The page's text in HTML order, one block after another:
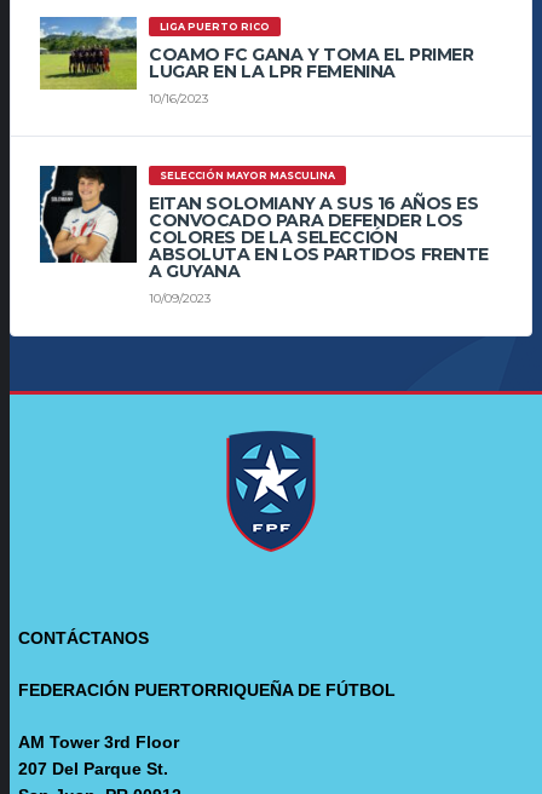
LIGA PUERTO RICO
COAMO FC GANA Y TOMA EL PRIMER
LUGAR EN LA LPR FEMENINA
10/16/2023
SELECCIÓN MAYOR MASCULINA
EITAN SOLOMIANY A SUS 16 AÑOS ES
CONVOCADO PARA DEFENDER LOS
COLORES DE LA SELECCIÓN
ABSOLUTA EN LOS PARTIDOS FRENTE
A GUYANA
10/09/2023
CONTÁCTANOS
FEDERACIÓN PUERTORRIQUEÑA DE FÚTBOL
AM Tower 3rd Floor
207 Del Parque St.